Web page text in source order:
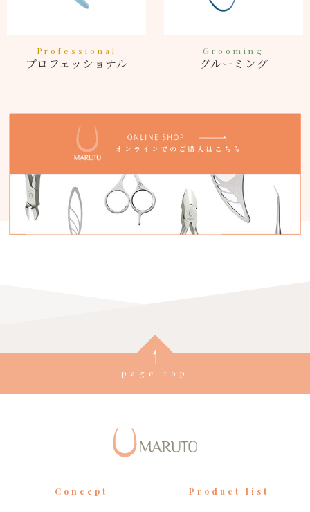
Professional
プロフェッショナル
Grooming
グルーミング
page top
Concept Product list